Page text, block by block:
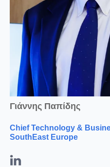
Γιάννης Παπίδης
Chief Technology &
SouthEast Europe